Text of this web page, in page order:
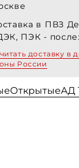
в ПВЗ
ПЭК -
доставку в
России
ОткрытыеАД